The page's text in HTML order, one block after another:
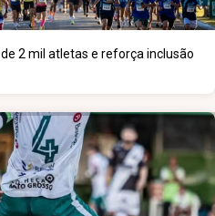
2 mil atletas e reforça inclusão